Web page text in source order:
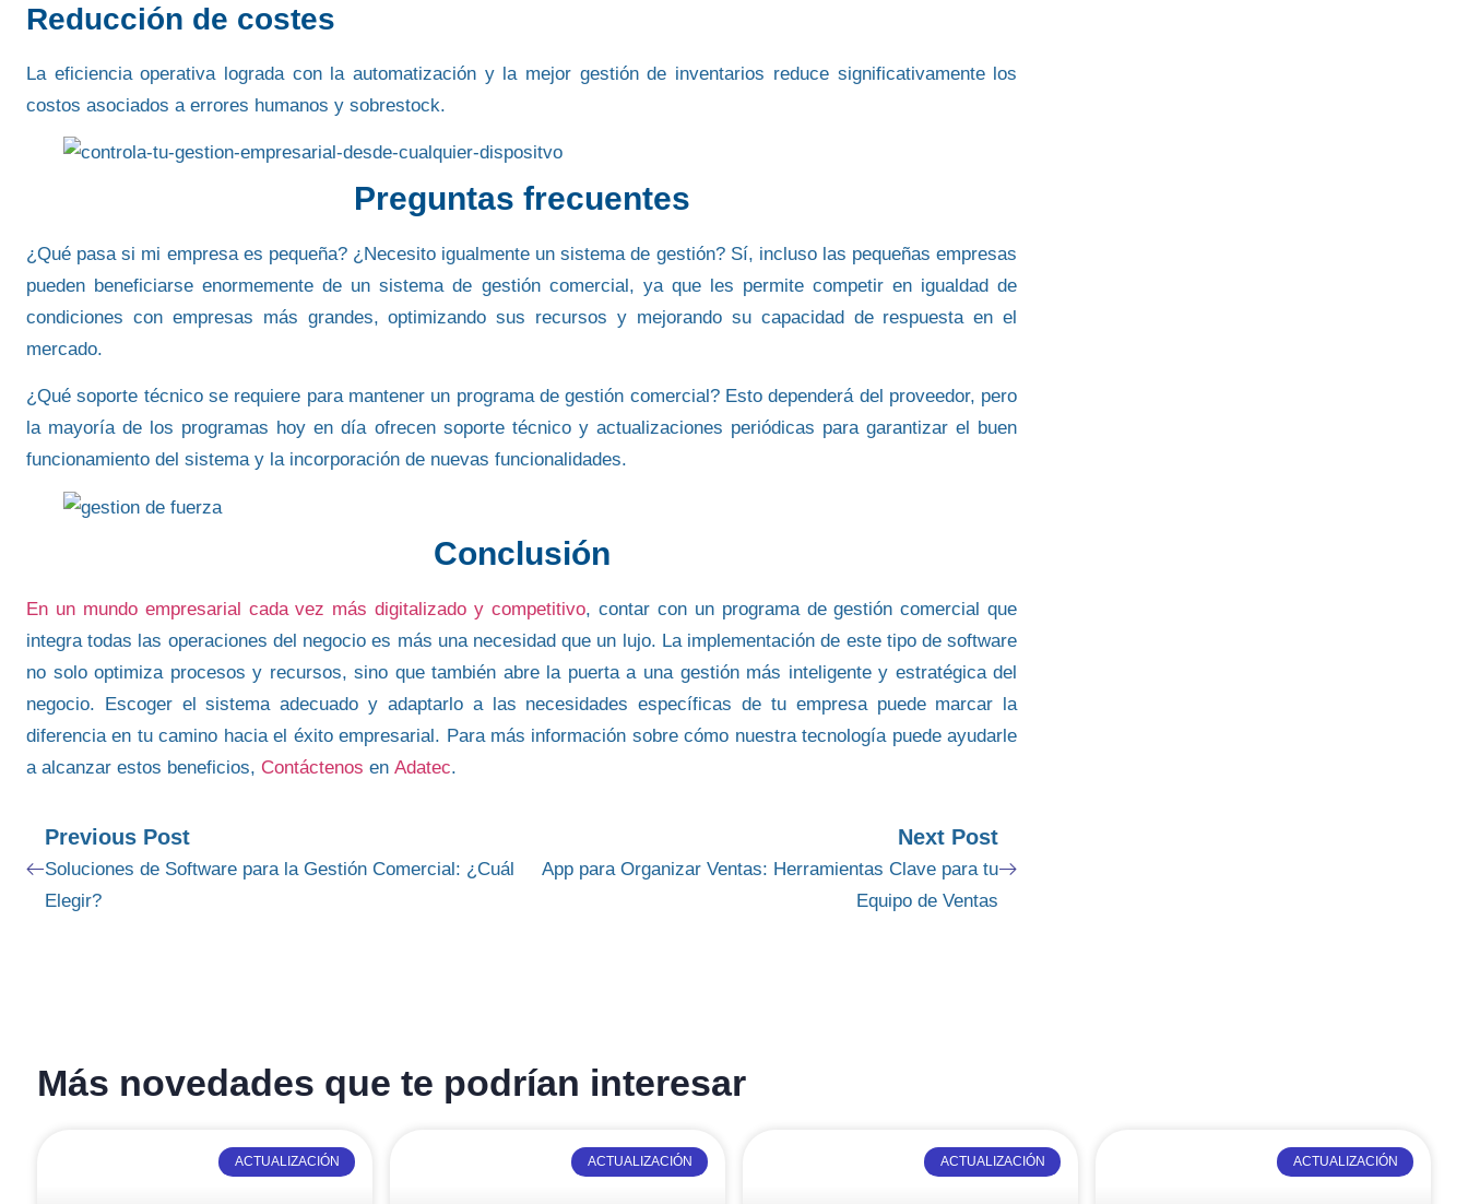
Reducción de costes
La eficiencia operativa lograda con la automatización yla mejor gestión de inventarios reduce significativamente los
costos asociados a errores humanos y sobrestock.
Preguntas frecuentes
¿Qué pasa si mi empresa es pequeña? ¿Necesito igualmente un sistema de gestión?Sí, incluso las pequeñas empresas
pueden beneficiarse enormemente de un sistema de gestión comercial, ya que les permite competir en igualdad de
condiciones con empresas más grandes, optimizando sus recursos y mejorando su capacidad de respuesta en el
mercado.
¿Qué soporte técnico se requiere para mantener un programa de gestión comercial?Esto dependerá del proveedor, pero
la mayoría de los programas hoy en día ofrecen soporte técnico y actualizaciones periódicas para garantizar el buen
funcionamiento del sistema y la incorporación de nuevas funcionalidades.
Conclusión
En un mundo empresarial cada vez más digitalizado y competitivo, contar con un programa de gestión comercial que
integra todas las operaciones del negocio es más una necesidad que un lujo. La implementación de este tipo desoftware
no solo optimiza procesos y recursos, sino que también abre la puerta a una gestión más inteligente y estratégica del
negocio. Escoger el sistema adecuado y adaptarlo a las necesidades específicasde tu empresa puede marcar la
diferencia en tu camino hacia el éxito empresarial. Para más información sobre cómo nuestratecnología puede ayudarle
a alcanzar estos beneficios, Contáctenos en Adatec.
Previous Post
Soluciones de Software para la Gestión Comercial: ¿Cuál
Elegir?
Next Post
App para Organizar Ventas: Herramientas Clave para tu
Equipo de Ventas
Más novedades que te podrían interesar
ACTUALIZACIÓN ACTUALIZACIÓN ACTUALIZACIÓN ACTUALIZACIÓN